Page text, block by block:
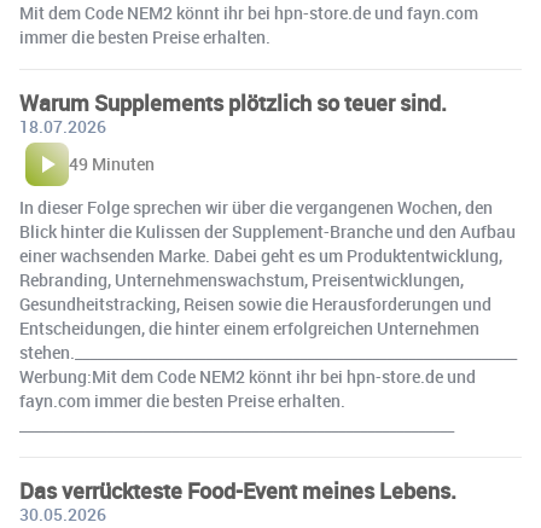
Mit dem Code NEM2 könnt ihr bei hpn-store.de und fayn.com
immer die besten Preise erhalten.
Warum Supplements plötzlich so teuer sind.
18.07.2026
49 Minuten
In dieser Folge sprechen wir über die vergangenen Wochen, den
Blick hinter die Kulissen der Supplement-Branche und den Aufbau
einer wachsenden Marke. Dabei geht es um Produktentwicklung,
Rebranding, Unternehmenswachstum, Preisentwicklungen,
Gesundheitstracking, Reisen sowie die Herausforderungen und
Entscheidungen, die hinter einem erfolgreichen Unternehmen
stehen._____________________________________________________________
Werbung:Mit dem Code NEM2 könnt ihr bei hpn-store.de und
fayn.com immer die besten Preise erhalten.
Das verrückteste Food-Event meines Lebens.
30.05.2026